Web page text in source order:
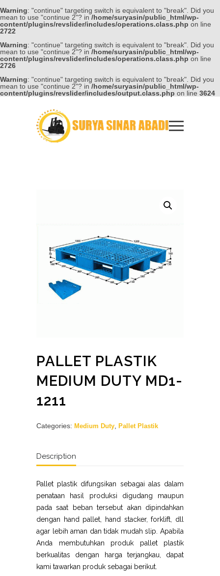
Warning: "continue" targeting switch is equivalent to "break". Did you
mean to use "continue 2"? in /home/suryasin/public_html/wp-
content/plugins/revslider/includes/operations.class.php on line
2722
Warning: "continue" targeting switch is equivalent to "break". Did you
mean to use "continue 2"? in /home/suryasin/public_html/wp-
content/plugins/revslider/includes/operations.class.php on line
2726
Warning: "continue" targeting switch is equivalent to "break". Did you
mean to use "continue 2"? in /home/suryasin/public_html/wp-
content/plugins/revslider/includes/output.class.php on line 3624
PALLET PLASTIK
MEDIUM DUTY MD1-
1211
Categories: Medium Duty Pallet Plastik
Description
Pallet plastik difungsikan sebagai alas dalam
penataan hasil produksi digudang maupun
pada saat beban tersebut akan dipindahkan
dengan hand pallet, hand stacker, forklift, dll
agar lebih aman dan tidak mudah slip. Apabila
Anda membutuhkan produk pallet plastik
berkualitas dengan harga terjangkau, dapat
kami tawarkan produk sebagai berikut.